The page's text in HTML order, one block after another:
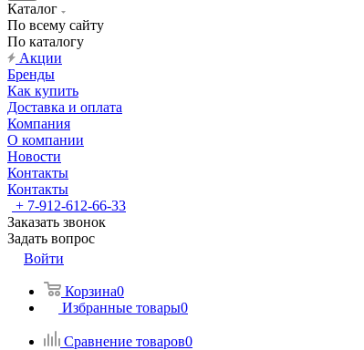
Каталог
По всему сайту
По каталогу
Акции
Бренды
Как купить
Доставка и оплата
Компания
О компании
Новости
Контакты
Контакты
+ 7-912-612-66-33
Заказать звонок
Задать вопрос
Войти
Корзина0
Избранные товары0
Сравнение товаров0